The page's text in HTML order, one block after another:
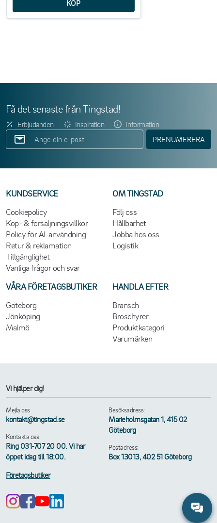
Få det senaste från Tingstad!
Erbjudanden Inspiration
Information
PRENUMERERA
KUNDSERVICE
Cookiepolicy
Köp- & försäljningsvillkor
Policy för AI-användning
Retur & reklamation
Tillgänglighet
Vanliga frågor och svar
OM TINGSTAD
Följ oss
Hållbarhet
Jobba hos oss
Logistik
VÅRA FÖRETAGSBUTIKER
Göteborg
Jönköping
Malmö
HANDLA EFTER
Bransch
Broschyrer
Produktkategori
Varumärken
Vi hjälper dig!
Mejla oss
kontakt@tingstad.se
Kontakta oss
Ring 031-707 20 00. Vi har
öppet idag till 18:00.
Besöksadress:
Marieholmsgatan 1, 415 02
Göteborg
Postadress:
Box 13013, 402 51 Göteborg
Företagsbutiker